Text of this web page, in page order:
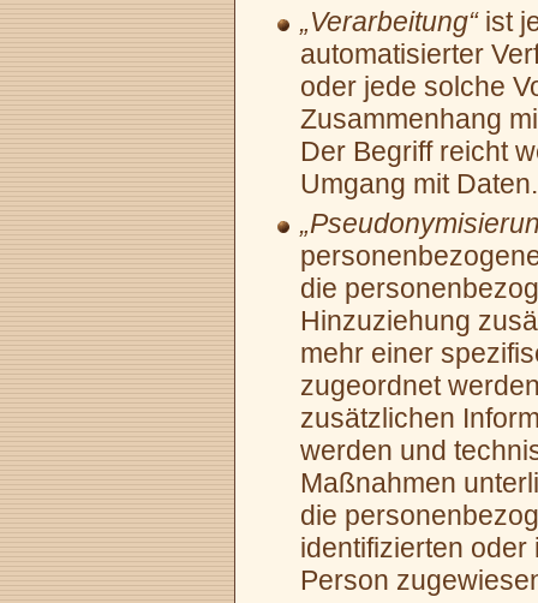
„Verarbeitung“ist
automatisierter
oder jede solche
Zusammenhang
Der Begriff reicht
Umgang mit Daten.
die
Hinzuziehung
mehr einer
zugeordnet
zusätzlichen
werden und
Maßnahmen
die
identifizierten
Person